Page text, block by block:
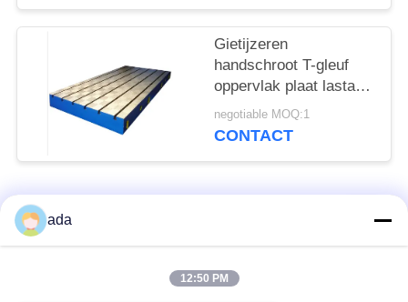
Gietijzeren
handschroot T-gleuf
oppervlak plaat lastafel
testen
negotiable MOQ:1
CONTACT
populaire categorieën
de plaat van de
ada
12:50 PM